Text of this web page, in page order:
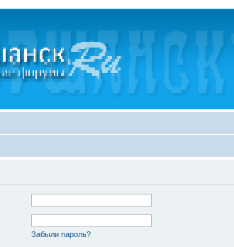
Забыли пароль?